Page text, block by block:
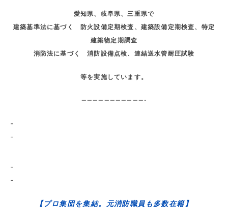
愛知県、岐阜県、三重県で
建築基準法に基づく 防火設備定期検査、建築設備定期検査、特定
建築物定期調査
消防法に基づく 消防設備点検、連結送水管耐圧試験
等を実施しています。
———————————-
–
–
–
–
【プロ集団を集結。元消防職員も多数在籍】